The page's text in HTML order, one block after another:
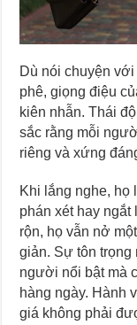
Dù nói chuyện
phê, giọng điệu
kiên nhẫn. Thái
sắc rằng mỗi
riêng và xứng
Khi lắng nghe, họ
phán xét hay
rộn, họ vẫn nở
giản. Sự tôn
người nổi bật mà
hàng ngày. Hành
giá không phải